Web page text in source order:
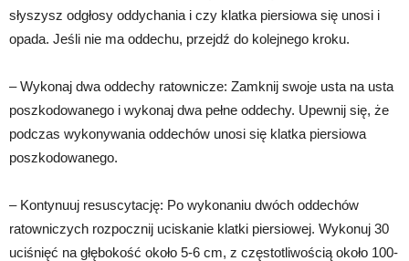
słyszysz odgłosy oddychania i czy klatka piersiowa się unosi i
opada. Jeśli nie ma oddechu, przejdź do kolejnego kroku.
– Wykonaj dwa oddechy ratownicze: Zamknij swoje usta na usta
poszkodowanego i wykonaj dwa pełne oddechy. Upewnij się, że
podczas wykonywania oddechów unosi się klatka piersiowa
poszkodowanego.
– Kontynuuj resuscytację: Po wykonaniu dwóch oddechów
ratowniczych rozpocznij uciskanie klatki piersiowej. Wykonuj 30
uciśnięć na głębokość około 5-6 cm, z częstotliwością około 100-